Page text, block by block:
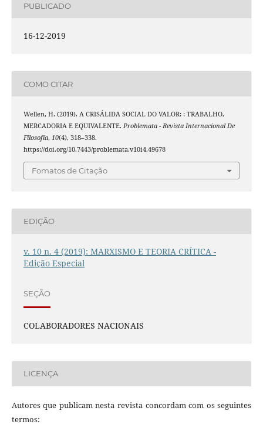
PUBLICADO
16-12-2019
COMO CITAR
Wellen, H. (2019). A CRISÁLIDA SOCIAL DO VALOR: : TRABALHO,
MERCADORIA E EQUIVALENTE. Problemata - Revista Internacional De
Filosofia, 10(4), 318–338.
https://doi.org/10.7443/problemata.v10i4.49678
Fomatos de Citação
EDIÇÃO
v. 10 n. 4 (2019): MARXISMO E TEORIA CRÍTICA -
Edição Especial
SEÇÃO
COLABORADORES NACIONAIS
LICENÇA
Autores que publicam nesta revista concordam com os seguintes
termos: